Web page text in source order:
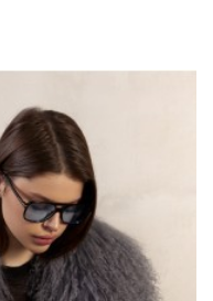
её длина
шубки универсален и
эту шубку
невероятной
дарит ощущение
Английский
вид, добавляя
сам по себе делает